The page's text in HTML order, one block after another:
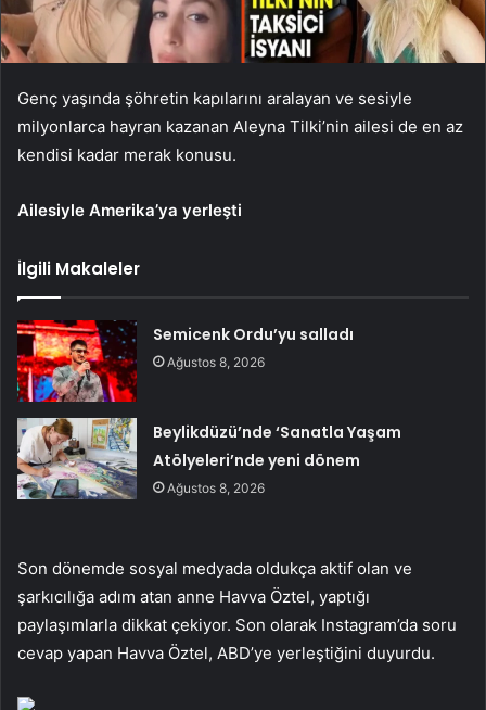
Genç yaşında şöhretin kapılarını aralayan ve sesiyle
milyonlarca hayran kazanan Aleyna Tilki’nin ailesi de en az
kendisi kadar merak konusu.
Ailesiyle Amerika’ya yerleşti
İlgili Makaleler
Semicenk Ordu’yu salladı
Ağustos 8, 2026
Beylikdüzü’nde ‘Sanatla Yaşam
Atölyeleri’nde yeni dönem
Ağustos 8, 2026
Son dönemde sosyal medyada oldukça aktif olan ve
şarkıcılığa adım atan anne Havva Öztel, yaptığı
paylaşımlarla dikkat çekiyor. Son olarak Instagram’da soru
cevap yapan Havva Öztel, ABD’ye yerleştiğini duyurdu.